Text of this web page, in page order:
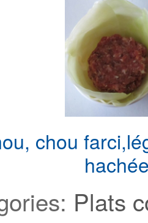
, chou farci,
Plats